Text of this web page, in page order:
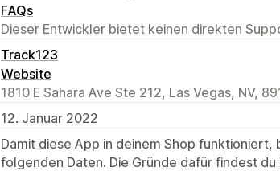
FAQs
Dieser Entwickler bietet keinen direkten
Track123
Website
1810 E Sahara Ave Ste 212, Las Vegas, NV,
12. Januar 2022
Damit diese App in deinem Shop
folgenden Daten. Die Gründe dafür findest du